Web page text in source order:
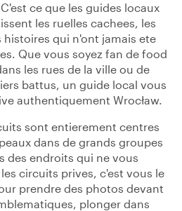
ce que les guides locaux
les ruelles cachees, les
histoires qui n'ont jamais ete
Que vous soyez fan de food
les rues de la ville ou de
battus, un guide local vous
authentiquement Wrocław.
sont entierement centres
dans de grands groupes
des endroits qui ne vous
circuits prives, c'est vous le
prendre des photos devant
plonger dans